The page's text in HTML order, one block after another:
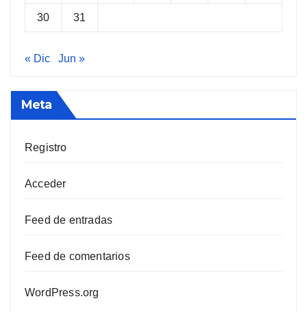
30 31
« Dic Jun »
Meta
Registro
Acceder
Feed de entradas
Feed de comentarios
WordPress.org